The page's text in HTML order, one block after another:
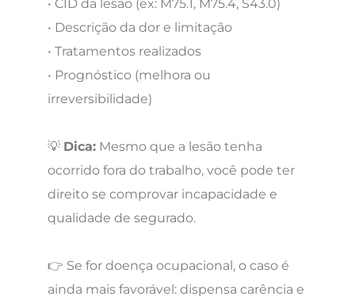
• CID da lesão (ex: M75.1, M75.4, S43.0)
• Descrição da dor e limitação
• Tratamentos realizados
• Prognóstico (melhora ou
irreversibilidade)
💡 Dica: Mesmo que a lesão tenha
ocorrido fora do trabalho, você pode ter
direito se comprovar incapacidade e
qualidade de segurado.
👉 Se for doença ocupacional, o caso é
ainda mais favorável: dispensa carência e